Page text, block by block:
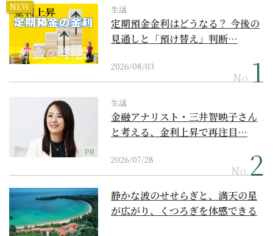
NEW 生活
定期預金金利はどうなる？ 今後の
見通しと「預け替え」判断…
2026/08/03
No.
PR
生活
金融アナリスト・三井智映子さん
と考える、金利上昇で再注目…
2026/07/28
No.
静かな波のせせらぎと、満天の星
が広がり、くつろぎを体感できる